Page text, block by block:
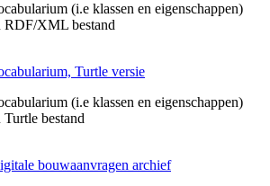
(i.e klassen en eigenschappen)
RDF/XML bestand
Turtle versie
(i.e klassen en eigenschappen)
Turtle bestand
bouwaanvragen archief